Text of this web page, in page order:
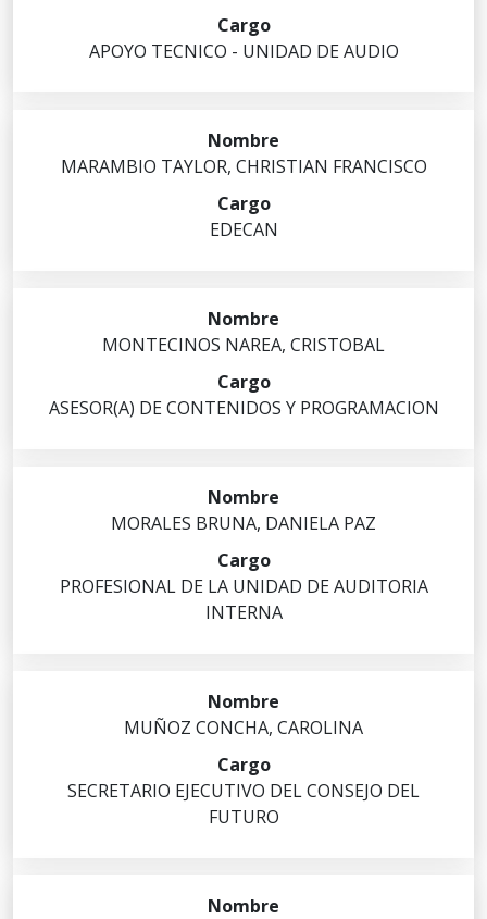
APOYO TECNICO - UNIDAD DE AUDIO
MARAMBIO TAYLOR, CHRISTIAN FRANCISCO
EDECAN
MONTECINOS NAREA, CRISTOBAL
ASESOR(A) DE CONTENIDOS Y PROGRAMACION
MORALES BRUNA, DANIELA PAZ
PROFESIONAL DE LA UNIDAD DE AUDITORIA
INTERNA
MUÑOZ CONCHA, CAROLINA
SECRETARIO EJECUTIVO DEL CONSEJO DEL
FUTURO